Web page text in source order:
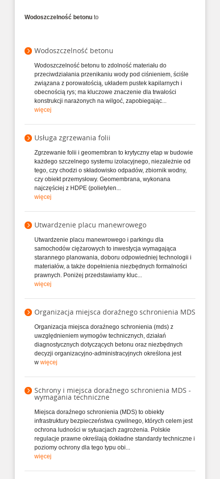
Wodoszczelność betonu to
Wodoszczelność betonu
Wodoszczelność betonu to zdolność materiału do
przeciwdziałania przenikaniu wody pod ciśnieniem, ściśle
związana z porowatością, układem pustek kapilarnych i
obecnością rys; ma kluczowe znaczenie dla trwałości
konstrukcji narażonych na wilgoć, zapobiegając...
więcej
Usługa zgrzewania folii
Zgrzewanie folii i geomembran to krytyczny etap w budowie
każdego szczelnego systemu izolacyjnego, niezależnie od
tego, czy chodzi o składowisko odpadów, zbiornik wodny,
czy obiekt przemysłowy. Geomembrana, wykonana
najczęściej z HDPE (polietylen...
więcej
Utwardzenie placu manewrowego
Utwardzenie placu manewrowego i parkingu dla
samochodów ciężarowych to inwestycja wymagająca
starannego planowania, doboru odpowiedniej technologii i
materiałów, a także dopełnienia niezbędnych formalności
prawnych. Poniżej przedstawiamy kluc...
więcej
Organizacja miejsca doraźnego schronienia MDS
Organizacja miejsca doraźnego schronienia (mds) z
uwzględnieniem wymogów technicznych, działań
diagnostycznych dotyczących betonu oraz niezbędnych
decyzji organizacyjno‑administracyjnych określona jest
w więcej
Schrony i miejsca doraźnego schronienia MDS -
wymagania techniczne
Miejsca doraźnego schronienia (MDS) to obiekty
infrastruktury bezpieczeństwa cywilnego, których celem jest
ochrona ludności w sytuacjach zagrożenia. Polskie
regulacje prawne określają dokładne standardy techniczne i
poziomy ochrony dla tego typu obi...
więcej